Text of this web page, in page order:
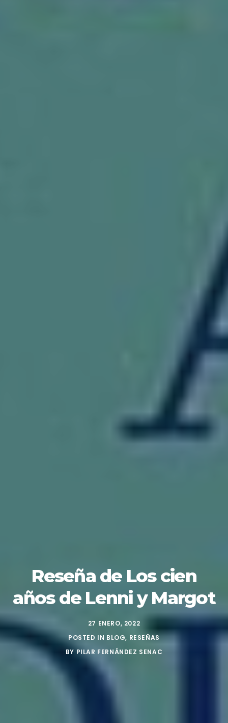
Reseña de Los cien
años de Lenni y Margot
27 ENERO, 2022
POSTED IN BLOG, RESEÑAS
BY PILAR FERNÁNDEZ SENAC